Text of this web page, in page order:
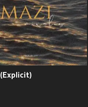
(Explicit)